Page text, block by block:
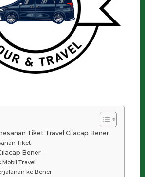
Tiket Travel Cilacap Bener
Tiket
Bener
Mobil Travel
ke Bener